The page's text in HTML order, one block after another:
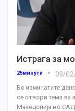
Истрага за
25минути 09/
Во изминатите
се отвори тема за
Македонија во САД.